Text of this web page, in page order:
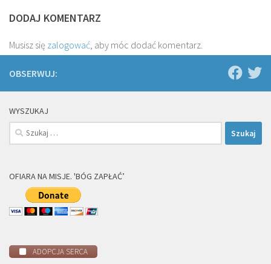
DODAJ KOMENTARZ
Musisz się zalogować, aby móc dodać komentarz.
OBSERWUJ:
WYSZUKAJ
Szukaj:
OFIARA NA MISJE. 'BÓG ZAPŁAĆ’
ADOPCJA SERCA